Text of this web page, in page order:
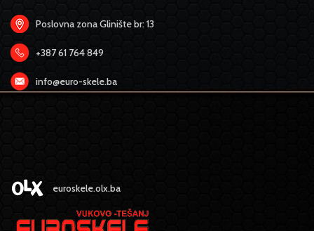
Poslovna zona Glinište br: 13
+387 61 764 849
info@euro-skele.ba
euroskele.olx.ba